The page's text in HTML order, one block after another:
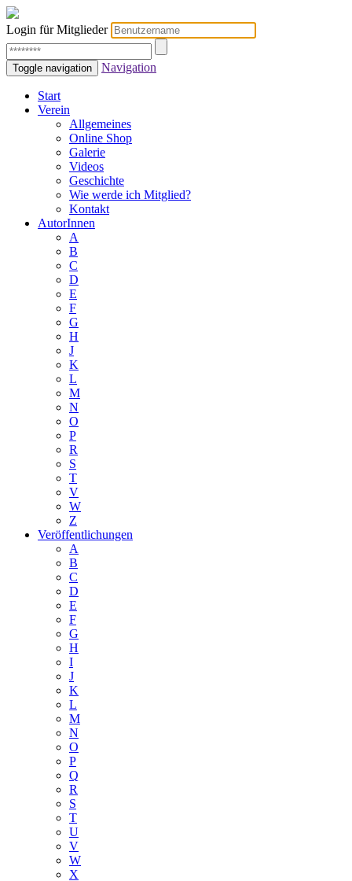
Login für Mitglieder
Toggle navigation Navigation
Start
Verein
Allgemeines
Online Shop
Galerie
Videos
Geschichte
Wie werde ich Mitglied?
Kontakt
AutorInnen
A
B
C
D
E
F
G
H
J
K
L
M
N
O
P
R
S
T
V
W
Z
Veröffentlichungen
A
B
C
D
E
F
G
H
I
J
K
L
M
N
O
P
Q
R
S
T
U
V
W
X